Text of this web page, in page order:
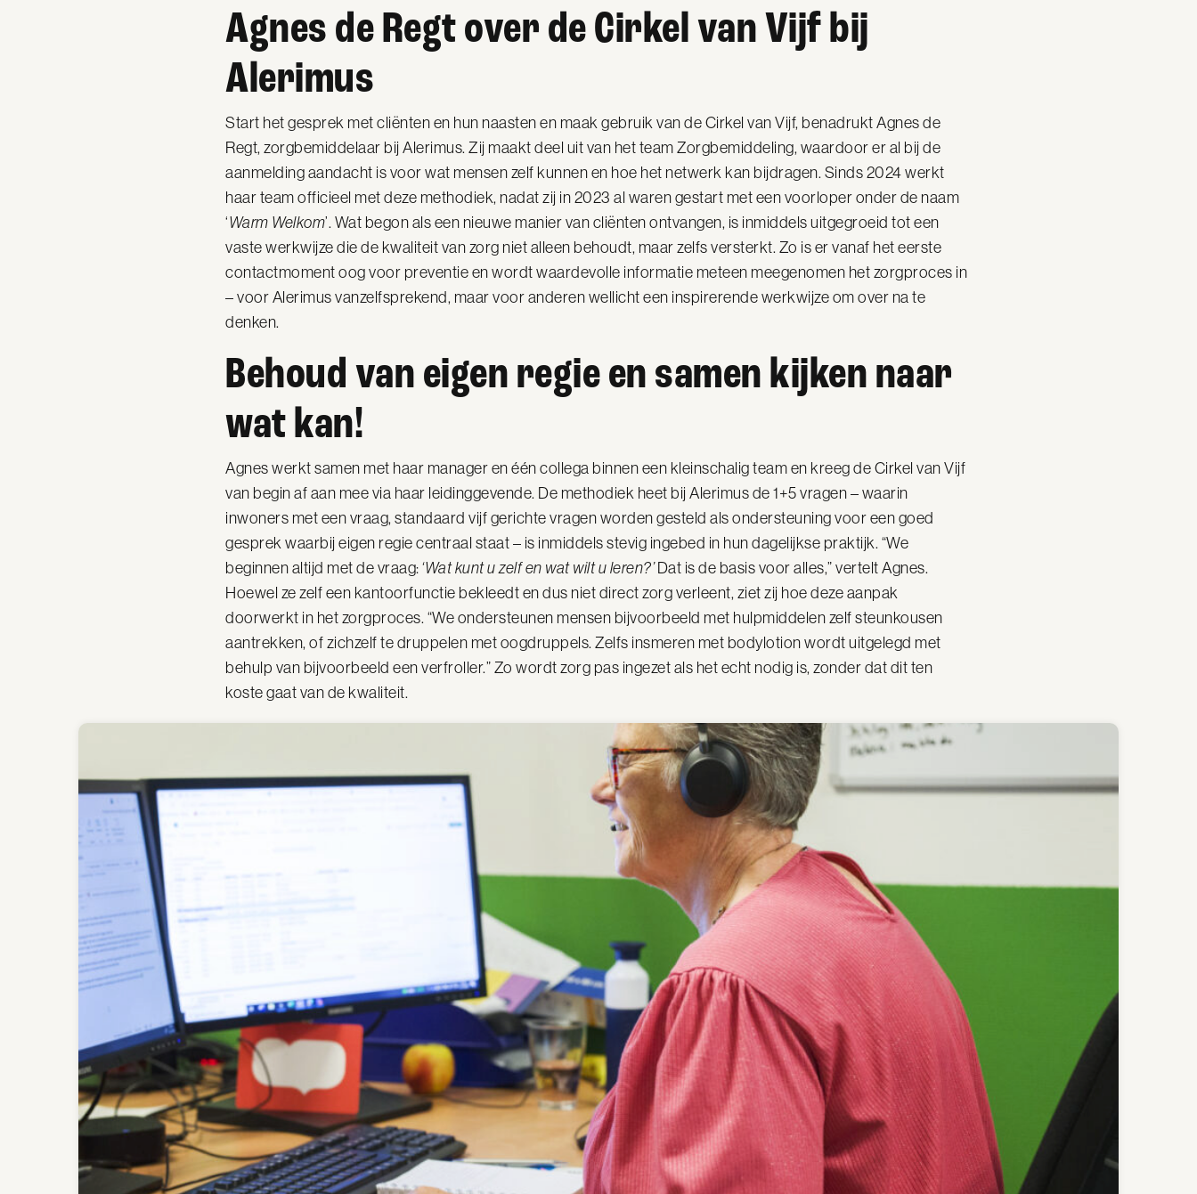
Agnes de Regt over de Cirkel van Vijf bij
Alerimus
Start het gesprek met cliënten en hun naasten en maak gebruik van de Cirkel van Vijf, benadrukt Agnes de
Regt, zorgbemiddelaar bij Alerimus. Zij maakt deel uit van het team Zorgbemiddeling, waardoor er al bij de
aanmelding aandacht is voor wat mensen zelf kunnen en hoe het netwerk kan bijdragen. Sinds 2024 werkt
haar team officieel met deze methodiek, nadat zij in 2023 al waren gestart met een voorloper onder de naam
‘Warm Welkom’. Wat begon als een nieuwe manier van cliënten ontvangen, is inmiddels uitgegroeid tot een
vaste werkwijze die de kwaliteit van zorg niet alleen behoudt, maar zelfs versterkt. Zo is er vanaf het eerste
contactmoment oog voor preventie en wordt waardevolle informatie meteen meegenomen het zorgproces in
– voor Alerimus vanzelfsprekend, maar voor anderen wellicht een inspirerende werkwijze om over na te
denken.
Behoud van eigen regie en samen kijken naar
wat kan!
Agnes werkt samen met haar manager en één collega binnen een kleinschalig team en kreeg de Cirkel van Vijf
van begin af aan mee via haar leidinggevende. De methodiek heet bij Alerimus de 1+5 vragen – waarin
inwoners met een vraag, standaard vijf gerichte vragen worden gesteld als ondersteuning voor een goed
gesprek waarbij eigen regie centraal staat – is inmiddels stevig ingebed in hun dagelijkse praktijk. “We
beginnen altijd met de vraag: ‘Wat kunt u zelf en wat wilt u leren?’Dat is de basis voor alles,” vertelt Agnes.
Hoewel ze zelf een kantoorfunctie bekleedt en dus niet direct zorg verleent, ziet zij hoe deze aanpak
doorwerkt in het zorgproces. “We ondersteunen mensen bijvoorbeeld met hulpmiddelen zelf steunkousen
aantrekken, of zichzelf te druppelen met oogdruppels. Zelfs insmeren met bodylotion wordt uitgelegd met
behulp van bijvoorbeeld een verfroller.” Zo wordt zorg pas ingezet als het echt nodig is, zonder dat dit ten
koste gaat van de kwaliteit.